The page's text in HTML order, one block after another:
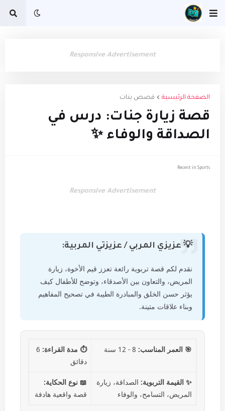
Responsive Advertisement
الصفحة الرئيسية قصص بنات
قصة زيارة جنات: درس في
الصداقة والوفاء ✨
Recent in Sports
Responsive Advertisement
💡 عزيزي المربي / عزيزتي المربية:
نقدم لكم قصة تربوية رائعة تعزز قيم الأخوة، زيارة
المريض، والتعاون بين الأصدقاء، وتوضح للأطفال كيف
يؤثر حسن الخلق والمبادرة الطيبة في تصحيح المفاهيم
وبناء علاقات متينة.
🎯 العمر المناسب: ⏱️ مدة القراءة: 6
دقائق
✨ القيمة التربوية: الصداقة، زيارة
المريض، التسامح، والوفاء
📖 نوع الحكاية:
قصة واقعية هادفة